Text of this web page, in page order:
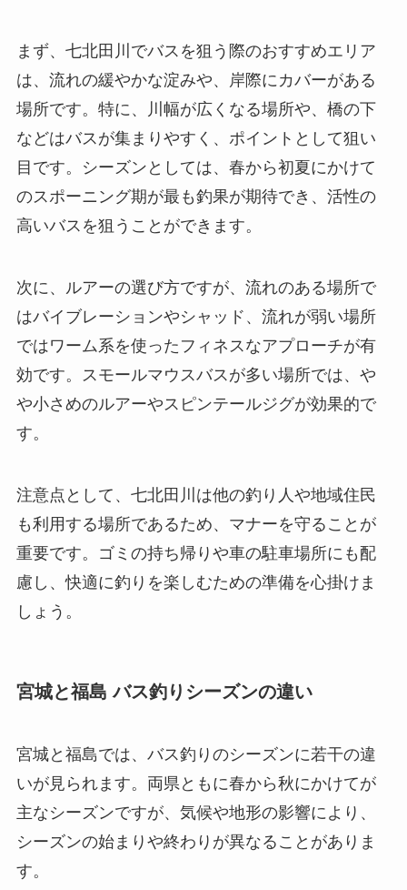
まず、七北田川でバスを狙う際のおすすめエリア
は、流れの緩やかな淀みや、岸際にカバーがある
場所です。特に、川幅が広くなる場所や、橋の下
などはバスが集まりやすく、ポイントとして狙い
目です。シーズンとしては、春から初夏にかけて
のスポーニング期が最も釣果が期待でき、活性の
高いバスを狙うことができます。
次に、ルアーの選び方ですが、流れのある場所で
はバイブレーションやシャッド、流れが弱い場所
ではワーム系を使ったフィネスなアプローチが有
効です。スモールマウスバスが多い場所では、や
や小さめのルアーやスピンテールジグが効果的で
す。
注意点として、七北田川は他の釣り人や地域住民
も利用する場所であるため、マナーを守ることが
重要です。ゴミの持ち帰りや車の駐車場所にも配
慮し、快適に釣りを楽しむための準備を心掛けま
しょう。
宮城と福島 バス釣りシーズンの違い
宮城と福島では、バス釣りのシーズンに若干の違
いが見られます。両県ともに春から秋にかけてが
主なシーズンですが、気候や地形の影響により、
シーズンの始まりや終わりが異なることがありま
す。